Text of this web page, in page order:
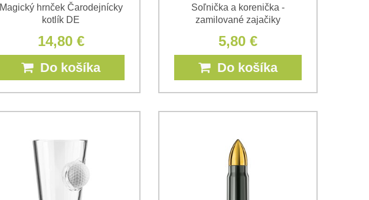
Magický hrnček Čarodejnícky
kotlík DE
14,80 €
Do košíka
Soľnička a korenička -
zamilované zajačiky
5,80 €
Do košíka